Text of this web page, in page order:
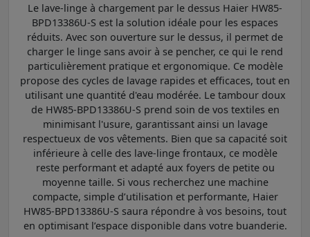
Le lave-linge à chargement par le dessus Haier HW85-
BPD13386U-S est la solution idéale pour les espaces
réduits. Avec son ouverture sur le dessus, il permet de
charger le linge sans avoir à se pencher, ce qui le rend
particulièrement pratique et ergonomique. Ce modèle
propose des cycles de lavage rapides et efficaces, tout en
utilisant une quantité d'eau modérée. Le tambour doux
de HW85-BPD13386U-S prend soin de vos textiles en
minimisant l'usure, garantissant ainsi un lavage
respectueux de vos vêtements. Bien que sa capacité soit
inférieure à celle des lave-linge frontaux, ce modèle
reste performant et adapté aux foyers de petite ou
moyenne taille. Si vous recherchez une machine
compacte, simple d’utilisation et performante, Haier
HW85-BPD13386U-S saura répondre à vos besoins, tout
en optimisant l’espace disponible dans votre buanderie.